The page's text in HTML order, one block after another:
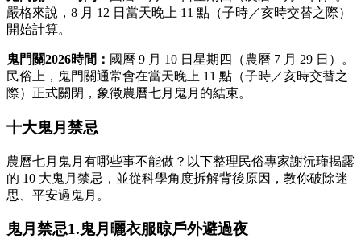
嚴格來說，8 月 12 日當天晚上 11 點（子時／亥時交替之際）
開始計算。
鬼門關2026時間： 國曆 9 月 10 日星期四（農曆 7 月 29 日）。
民俗上，鬼門關通常會在當天晚上 11 點（子時／亥時交替之
際）正式關閉，象徵農曆七月鬼月的結束。
十大鬼月禁忌
農曆七月鬼月有哪些事不能做？以下整理民俗專家謝沅瑾揭露
的 10 大鬼月禁忌，並從科學角度拆解背後原因，教你破除迷
思、平安過鬼月。
鬼月禁忌1.鬼月曬衣服晾戶外避過夜